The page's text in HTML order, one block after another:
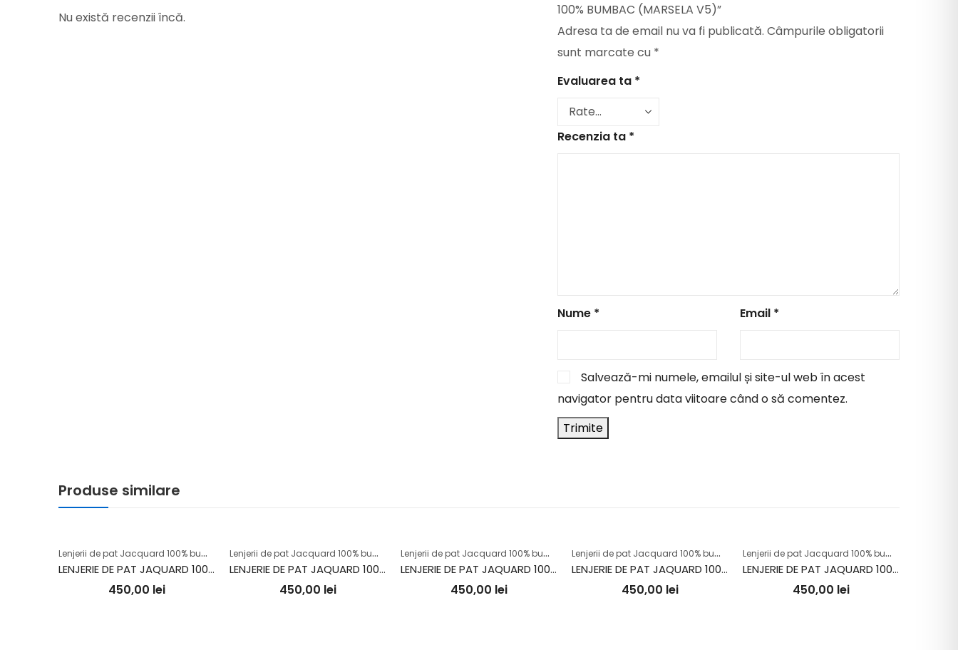
Nu există recenzii încă.
100% BUMBAC (MARSELA V5)”
Adresa ta de email nu va fi publicată. Câmpurile obligatorii
sunt marcate cu *
Evaluarea ta *
Recenzia ta *
Nume * Email *
Salvează-mi numele, emailul și site-ul web în acest
navigator pentru data viitoare când o să comentez.
Produse similare
L
enjerii de pat Jacquard 100% bumbac
LENJERIE DE PAT JAQUARD 100% BUMBAC (ARVEN)
450,00 lei
L
enjerii de pat Jacquard 100% bumbac
LENJERIE DE PAT JAQUARD 100% BUMBAC (OSELA V4)
450,00 lei
L
enjerii de pat Jacquard 100% bumbac
LENJERIE DE PAT JAQUARD 100% BUMBAC (VIENNA)
450,00 lei
L
enjerii de pat Jacquard 100% bumbac
LENJERIE DE PAT JAQUARD 100% BUMBAC (OSELA V1)
450,00 lei
L
enjerii de pat Jacquard 100% bumbac
LENJERIE DE PAT JAQUARD 100% BUMBAC (OSELA V3)
450,00 lei